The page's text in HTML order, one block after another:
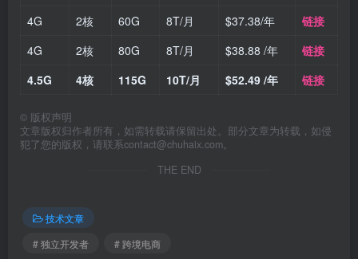
4G
2核 60G 8T/月 $37.38/年
链接
4G
2核 80G 8T/月 $38.88 /年
链接
4.5G
4核 115G 10T/月 $52.49 /年 链接
© 版权声明
文章版权归作者所有，如需转载请保留出处。部分文章为转载，如侵
犯了您的版权，请联系contact@chuhaix.com。
THE END
技术文章
# 独立开发者
# 跨境电商